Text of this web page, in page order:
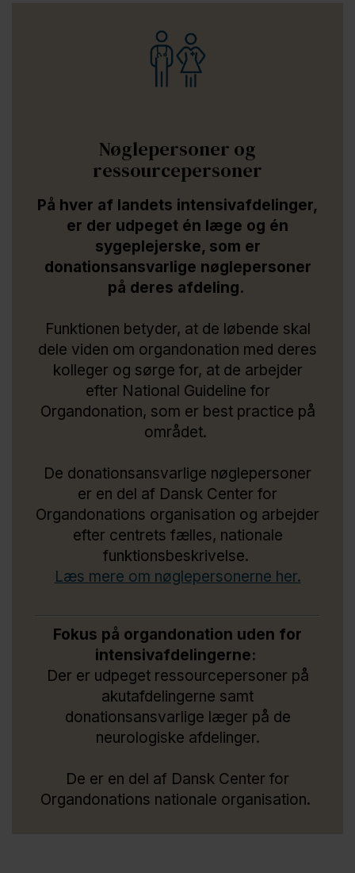
Nøglepersoner og
ressourcepersoner
På hver af landets intensivafdelinger,
er der udpeget én læge og én
sygeplejerske, som er
donationsansvarlige nøglepersoner
på deres afdeling.
Funktionen betyder, at de løbende skal
dele viden om organdonation med deres
kolleger og sørge for, at de arbejder
efter National Guideline for
Organdonation, som er best practice på
området.
De donationsansvarlige nøglepersoner
er en del af Dansk Center for
Organdonations organisation og arbejder
efter centrets fælles, nationale
funktionsbeskrivelse.
Læs mere om nøglepersonerne her.
Fokus på organdonation uden for
intensivafdelingerne:
Der er udpeget ressourcepersoner på
akutafdelingerne samt
donationsansvarlige læger på de
neurologiske afdelinger.
De er en del af Dansk Center for
Organdonations nationale organisation.